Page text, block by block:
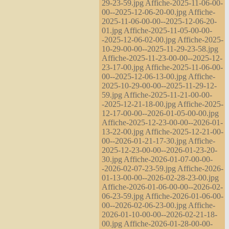
29-23-59.jpg Affiche-2025-11-06-00-
00--2025-12-06-20-00.jpg Affiche-
2025-11-06-00-00--2025-12-06-20-
01.jpg Affiche-2025-11-05-00-00-
-2025-12-06-02-00.jpg Affiche-2025-
10-29-00-00--2025-11-29-23-58.jpg
Affiche-2025-11-23-00-00--2025-12-
23-17-00.jpg Affiche-2025-11-06-00-
00--2025-12-06-13-00.jpg Affiche-
2025-10-29-00-00--2025-11-29-12-
59.jpg Affiche-2025-11-21-00-00-
-2025-12-21-18-00.jpg Affiche-2025-
12-17-00-00--2026-01-05-00-00.jpg
Affiche-2025-12-23-00-00--2026-01-
13-22-00.jpg Affiche-2025-12-21-00-
00--2026-01-21-17-30.jpg Affiche-
2025-12-23-00-00--2026-01-23-20-
30.jpg Affiche-2026-01-07-00-00-
-2026-02-07-23-59.jpg Affiche-2026-
01-13-00-00--2026-02-28-23-00.jpg
Affiche-2026-01-06-00-00--2026-02-
06-23-59.jpg Affiche-2026-01-06-00-
00--2026-02-06-23-00.jpg Affiche-
2026-01-10-00-00--2026-02-21-18-
00.jpg Affiche-2026-01-28-00-00-